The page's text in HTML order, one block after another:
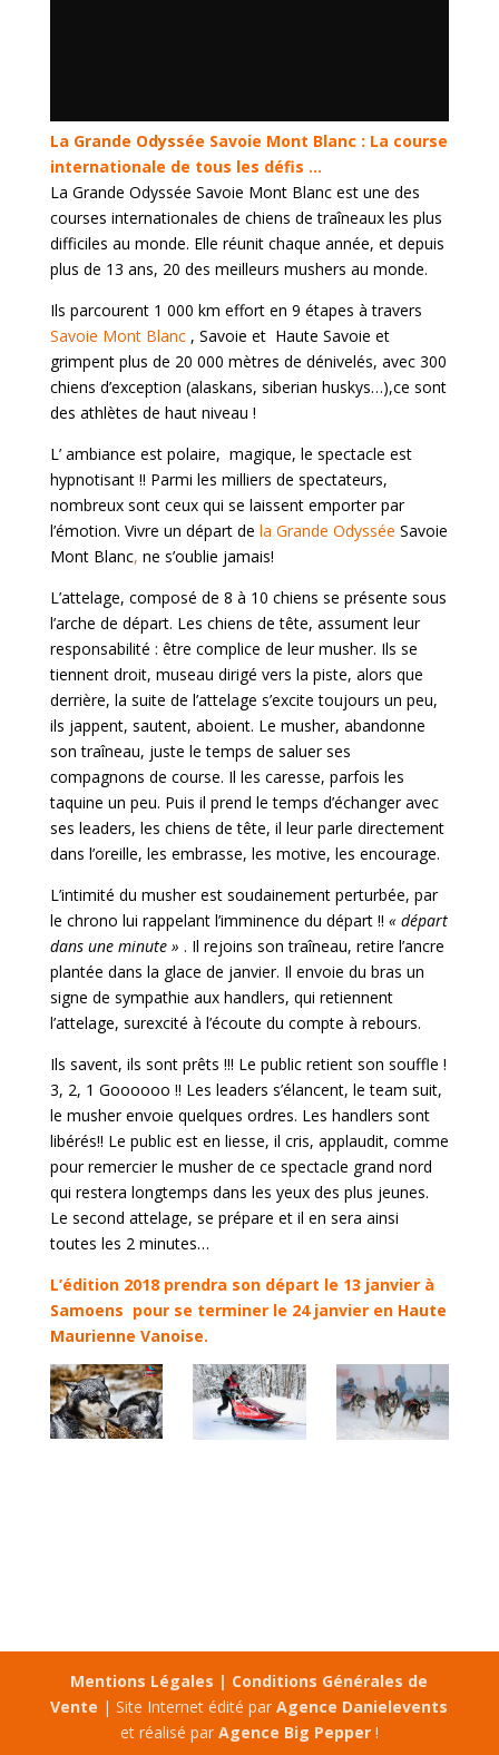
La Grande Odyssée Savoie Mont Blanc : La course
internationale de tous les défis …
La Grande Odyssée Savoie Mont Blanc est une des
courses internationales de chiens de traîneaux les plus
difficiles au monde. Elle réunit chaque année, et depuis
plus de 13 ans, 20 des meilleurs mushers au monde.
Ils parcourent 1 000 km effort en 9 étapes à travers
Savoie Mont Blanc, Savoie et Haute Savoie et
grimpent plus de 20 000 mètres de dénivelés, avec 300
chiens d’exception (alaskans, siberian huskys…),ce sont
des athlètes de haut niveau !
L’ ambiance est polaire, magique, le spectacle est
hypnotisant !! Parmi les milliers de spectateurs,
nombreux sont ceux qui se laissent emporter par
l’émotion. Vivre un départ de la Grande Odyssée Savoie
Mont Blanc, ne s’oublie jamais!
L’attelage, composé de 8 à 10 chiens se présente sous
l’arche de départ. Les chiens de tête, assument leur
responsabilité : être complice de leur musher. Ils se
tiennent droit, museau dirigé vers la piste, alors que
derrière, la suite de l’attelage s’excite toujours un peu,
ils jappent, sautent, aboient. Le musher, abandonne
son traîneau, juste le temps de saluer ses
compagnons de course. Il les caresse, parfois les
taquine un peu. Puis il prend le temps d’échanger avec
ses leaders, les chiens de tête, il leur parle directement
dans l’oreille, les embrasse, les motive, les encourage.
L’intimité du musher est soudainement perturbée, par
le chrono lui rappelant l’imminence du départ !! « départ
dans une minute » . Il rejoins son traîneau, retire l’ancre
plantée dans la glace de janvier. Il envoie du bras un
signe de sympathie aux handlers, qui retiennent
l’attelage, surexcité à l’écoute du compte à rebours.
Ils savent, ils sont prêts !!! Le public retient son souffle !
3, 2, 1 Goooooo !! Les leaders s’élancent, le team suit,
le musher envoie quelques ordres. Les handlers sont
libérés!! Le public est en liesse, il cris, applaudit, comme
pour remercier le musher de ce spectacle grand nord
qui restera longtemps dans les yeux des plus jeunes.
Le second attelage, se prépare et il en sera ainsi
toutes les 2 minutes…
L’édition 2018 prendra son départ le 13 janvier à
Samoens pour se terminer le 24 janvier enHaute
Maurienne Vanoise.
Mentions Légales | Conditions Générales de
Vente | Site Internet édité parAgence Danielevents
et réalisé par Agence Big Pepper!